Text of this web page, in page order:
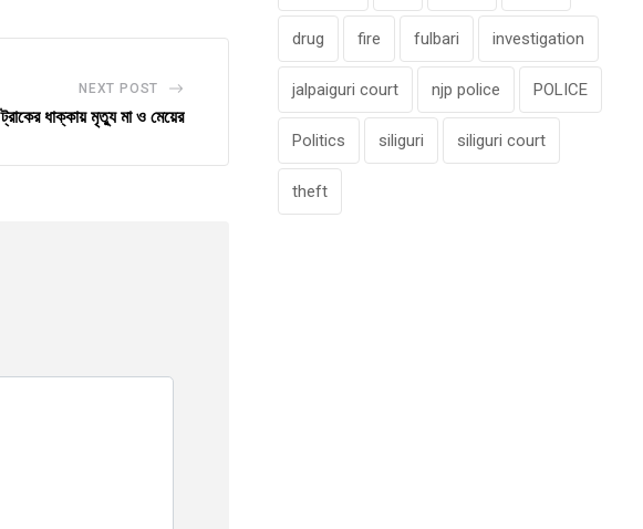
NEXT POST
ধাক্কায় মৃত্যু মা ও মেয়ের
drug fire fulbari investigation
jalpaiguri court njp police POLICE
Politics siliguri siliguri court
theft